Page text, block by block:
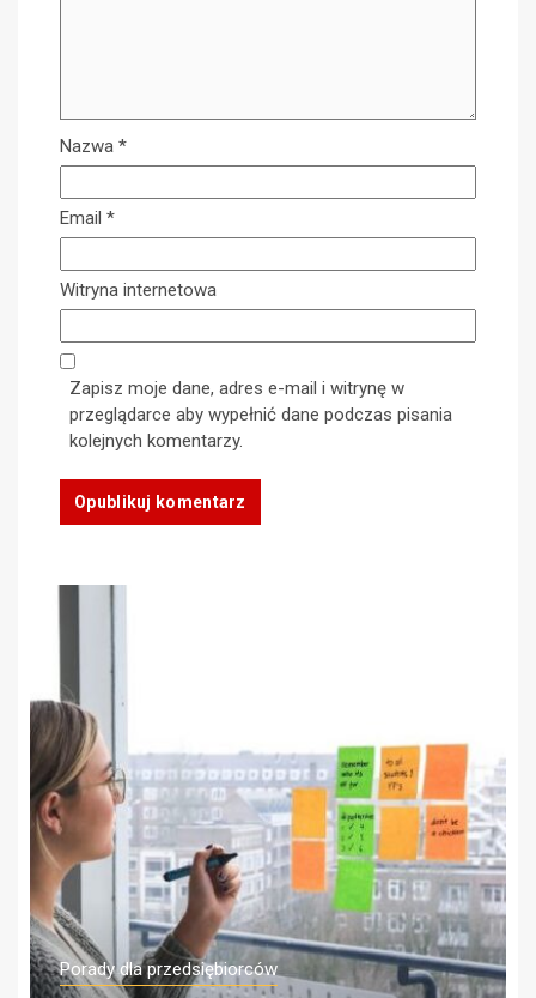
Nazwa *
Email *
Witryna internetowa
Zapisz moje dane, adres e-mail i witrynę w
przeglądarce aby wypełnić dane podczas pisania
kolejnych komentarzy.
Porady dla przedsiębiorców
Jak zapewnić sobie
bezpieczeństwo